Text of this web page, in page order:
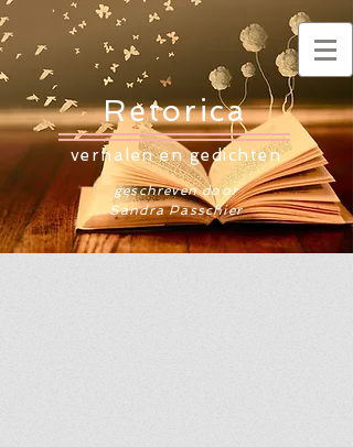
Retorica
verhalen en gedichten
geschreven door
Sandra Passchier